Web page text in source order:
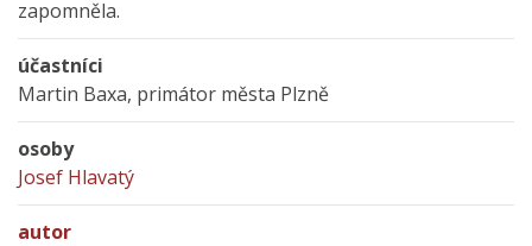
zapomněla.
účastníci
Martin Baxa, primátor města Plzně
osoby
Josef Hlavatý
autor